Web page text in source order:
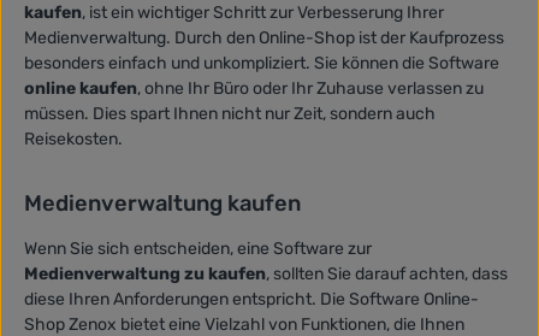
kaufen, ist ein wichtiger Schritt zur Verbesserung Ihrer
Medienverwaltung. Durch den Online-Shop ist der Kaufprozess
besonders einfach und unkompliziert. Sie können die Software
online kaufen, ohne Ihr Büro oder Ihr Zuhause verlassen zu
müssen. Dies spart Ihnen nicht nur Zeit, sondern auch
Reisekosten.
Medienverwaltung kaufen
Wenn Sie sich entscheiden, eine Software zur
Medienverwaltung zu kaufen, sollten Sie darauf achten, dass
diese Ihren Anforderungen entspricht. Die Software Online-
Shop Zenox bietet eine Vielzahl von Funktionen, die Ihnen